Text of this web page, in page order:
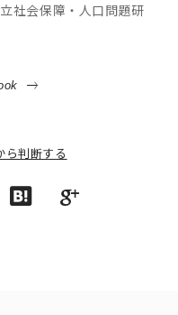
社会保障・人口問題研
ら判断する